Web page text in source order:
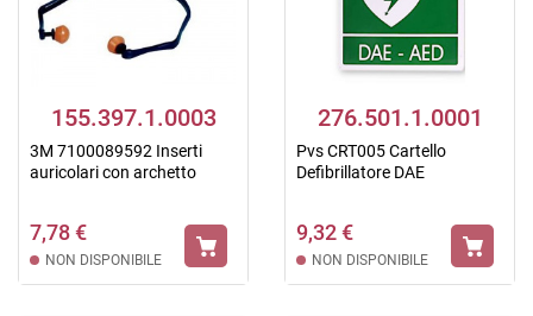
155.397.1.0003
3M 7100089592 Inserti
auricolari con archetto
7,78 €
NON DISPONIBILE
276.501.1.0001
Pvs CRT005 Cartello
Defibrillatore DAE
9,32 €
NON DISPONIBILE